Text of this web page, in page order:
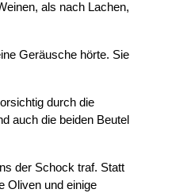
als nach Lachen,
Geräusche hörte. Sie
durch die
auch die beiden Beutel
der Schock traf. Statt
Oliven und einige